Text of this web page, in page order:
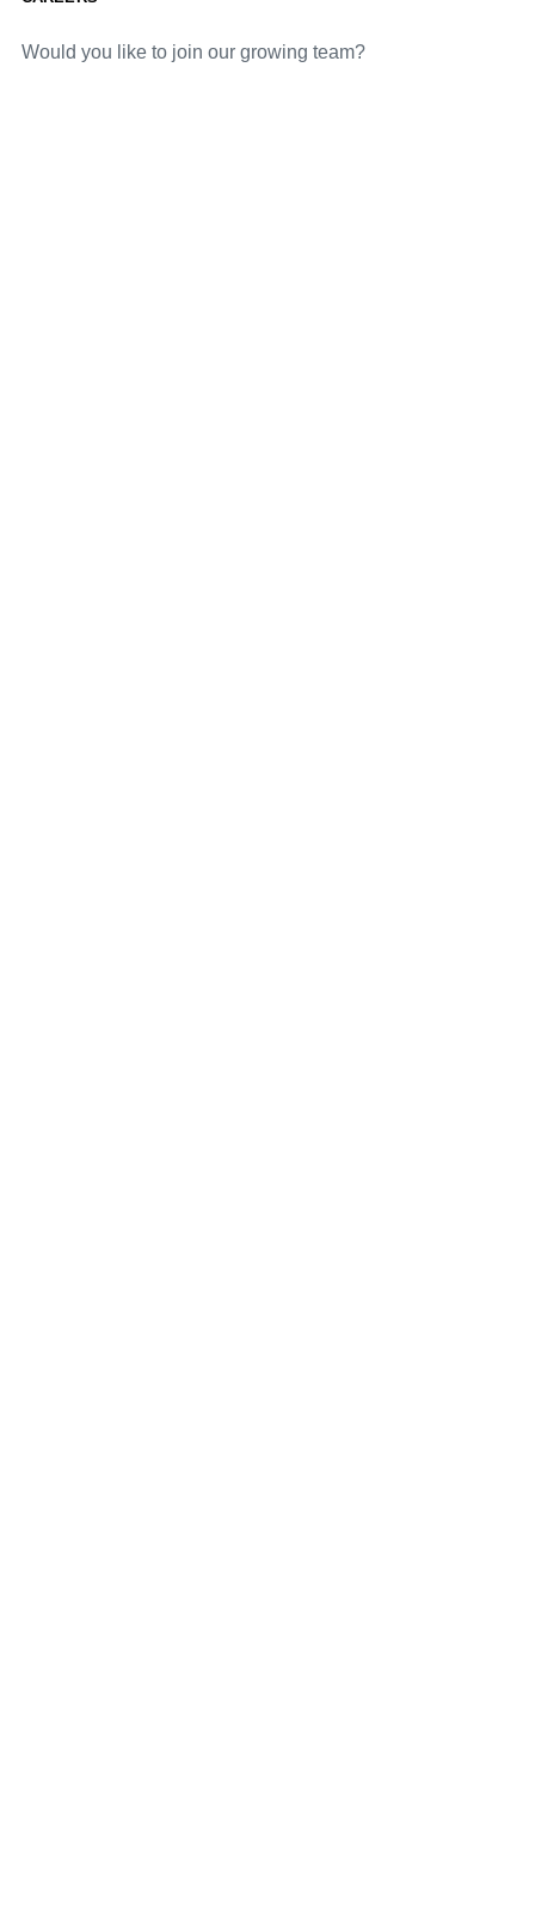
Would you like to join our growing team?